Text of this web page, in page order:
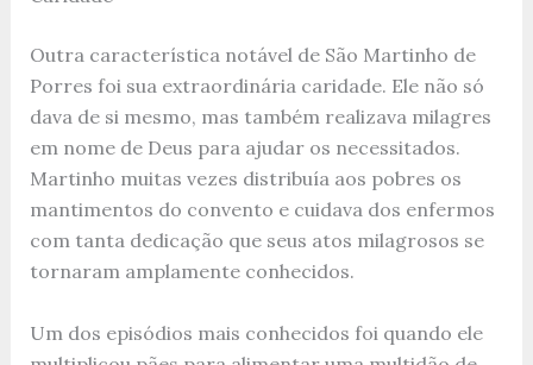
Outra característica notável de São Martinho de
Porres foi sua extraordinária caridade. Ele não só
dava de si mesmo, mas também realizava milagres
em nome de Deus para ajudar os necessitados.
Martinho muitas vezes distribuía aos pobres os
mantimentos do convento e cuidava dos enfermos
com tanta dedicação que seus atos milagrosos se
tornaram amplamente conhecidos.
Um dos episódios mais conhecidos foi quando ele